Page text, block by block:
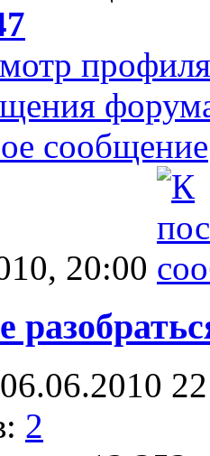
профиля
сообщение
20:00
2